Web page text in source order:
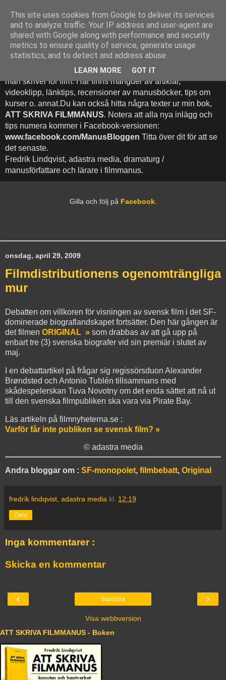
Att Skriva Filmmanus -
Bloggen
Denna blogg inehhåller runt 500 (!) inlägg med fokus på hur
man skriver för film. Här finns mängder av artiklar,
videoklipp, länktips, recensioner av manusböcker, tips om
kurser o. annat.Du kan också hitta några texter ur min bok,
ATT SKRIVA FILMMANUS. Notera att alla nya inlägg och
tips numera kommer i Facebook-versionen:
www.facebook.com/ManusBloggen Titta över dit för att se
det senaste.
Fredrik Lindqvist, adastra media, dramaturg /
manusförfattare och lärare i filmmanus.
Gilla och följ på Facebook.
onsdag, april 29, 2009
Filmdistributionens ogenomträngliga
mur
Debatten om villkoren för visningen av svensk film i det SF-
dominerade biograflandskapet fortsätter. Den här gången är
det filmen ORIGINAL » som drabbas av att gå upp på
enbart tre (3) svenska biografer vid sin premiär i slutet av
maj.
I en debattartikel på frågar sig regissörsduon Alexander
Brøndsted och Antonio Tublén tillsammans med
skådespelerskan Tuva Novotny om det enda sättet att nå ut
till den svenska filmpubliken ska vara via Pirate Bay.
Läs artikeln på filmnyheterna.se :
Varför får inte publiken se svensk film? »
© adastra media
Andra bloggar om : SF-monopolet, filmbebatt, Original
fredrik lindqvist, adastra media kl. 12:19
Dela
Inga kommentarer :
Skicka en kommentar
‹ ›
Startsida
Visa webbversion
ATT SKRIVA FILMMANUS - Boken
This site uses cookies from Google to deliver its services
and to analyze traffic. Your IP address and user-agent are
shared with Google along with performance and security
metrics to ensure quality of service, generate usage
statistics, and to detect and address abuse.
LEARN MORE GOT IT